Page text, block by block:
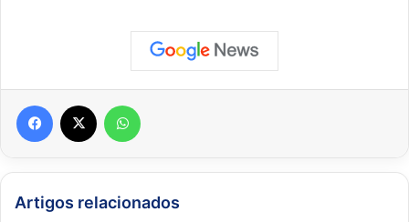
Artigos relacionados